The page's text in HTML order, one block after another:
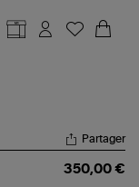
Partager
350,00 €